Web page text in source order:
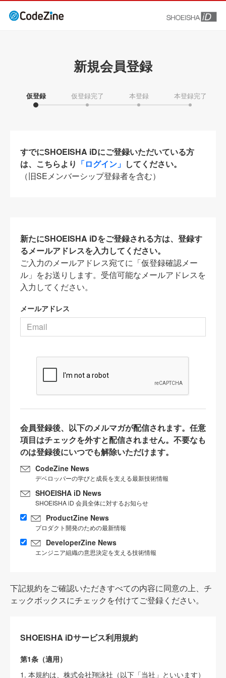
新規会員登録
仮登録 仮登録完了 本登録 本登録完了
すでにSHOEISHA iDにご登録いただいている方
は、こちらより 「ログイン」 してください。
（旧SEメンバーシップ登録者を含む）
新たにSHOEISHA iDをご登録される方は、登録す
るメールアドレスを入力してください。
ご入力のメールアドレス宛てに「仮登録確認メー
ル」をお送りします。受信可能なメールアドレスを
入力してください。
メールアドレス
会員登録後、以下のメルマガが配信されます。任意
項目はチェックを外すと配信されません。不要なも
のは登録後にいつでも解除いただけます。
CodeZine News
デベロッパーの学びと成長を支える最新技術情報
SHOEISHA iD News
SHOEISHA iD 会員全体に対するお知らせ
ProductZine News
プロダクト開発のための最新情報
DeveloperZine News
エンジニア組織の意思決定を支える技術情報
下記規約をご確認いただきすべての内容に同意の上、チ
ェックボックスにチェックを付けてご登録ください。
SHOEISHA iDサービス利用規約
第1条（適用）
1. 本規約は、株式会社翔泳社（以下「当社」といいます）